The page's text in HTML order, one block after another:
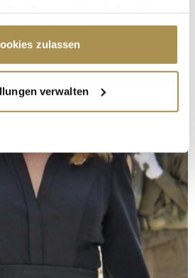
durch Klicken auf das Privacy
oder widerrufen
Ihre geografische Lage
auf einige Meter genau sein
(Fingerprinting) identifizieren
wie Ihre persönlichen Daten
legen Sie Ihre Präferenzen im
um Inhalte und Anzeigen zu
für soziale Medien anbieten
zulassen
verwalten